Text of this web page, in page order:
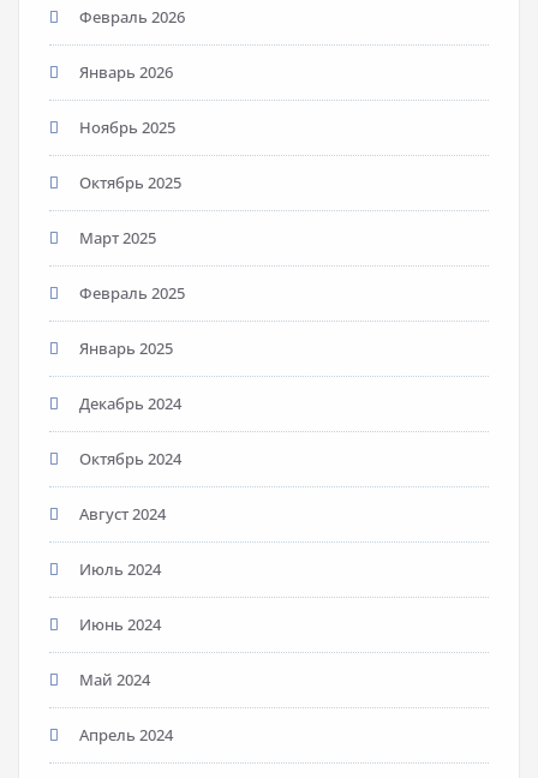
Февраль 2026
Январь 2026
Ноябрь 2025
Октябрь 2025
Март 2025
Февраль 2025
Январь 2025
Декабрь 2024
Октябрь 2024
Август 2024
Июль 2024
Июнь 2024
Май 2024
Апрель 2024